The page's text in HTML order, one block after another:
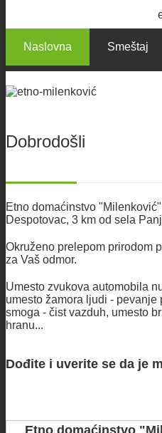
Naslovna Smeštaj
Dobrodošli
Etno domaćinstvo
Despotovac, 3 km od sela
Okruženo prelepom prirodom
za Vaš odmor.
Umesto zvukova automobila
umesto žamora ljudi - pevanje
smoga - čist vazduh, umesto
hranu...
Dođite i uverite se da je